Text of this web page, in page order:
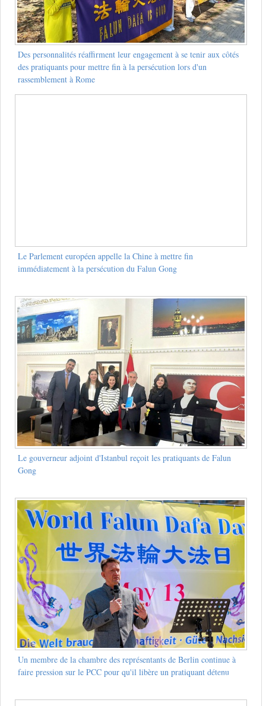
Des personnalités réaffirment leur engagement à se tenir aux côtés
des pratiquants pour mettre fin à la persécution lors d'un
rassemblement à Rome
Le Parlement européen appelle la Chine à mettre fin
immédiatement à la persécution du Falun Gong
Le gouverneur adjoint d'Istanbul reçoit les pratiquants de Falun
Gong
Un membre de la chambre des représentants de Berlin continue à
faire pression sur le PCC pour qu'il libère un pratiquant détenu